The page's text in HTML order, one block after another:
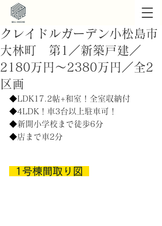
クレイドルガーデン小松島市
大林町 第1／新築戸建／
2180万円～2380万円／全2
区画
◆LDK17.2帖+和室！全室収納付
◆4LDK！車3台以上駐車可！
◆新開小学校まで徒歩6分
◆店まで車2分
  1号棟間取り図